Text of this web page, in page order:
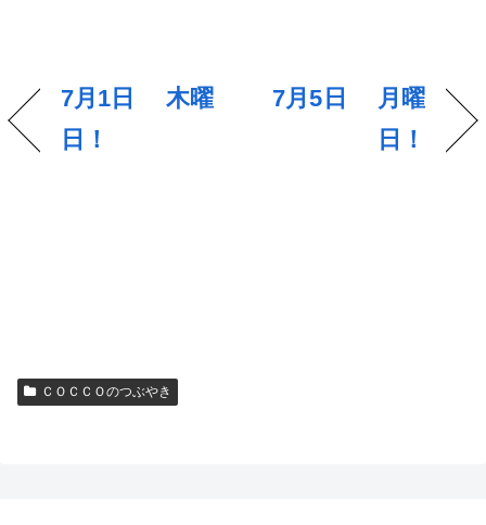
7月1日 木曜
日！
7月5日 月曜
日！
ＣＯＣＣＯのつぶやき